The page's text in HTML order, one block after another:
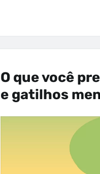
O que você
e gatilhos